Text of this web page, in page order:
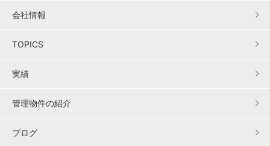
会社情報
TOPICS
実績
管理物件の紹介
ブログ